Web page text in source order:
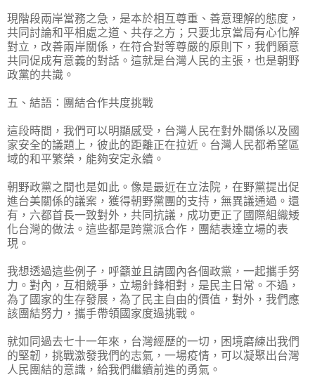
現階段兩岸當務之急，是本於相互尊重、善意理解的態度，
共同討論和平相處之道、共存之方；只要北京當局有心化解
對立，改善兩岸關係，在符合對等尊嚴的原則下，我們願意
共同促成有意義的對話。這就是台灣人民的主張，也是朝野
政黨的共識。
五、結語：團結合作共度挑戰
這段時間，我們可以明顯感受，台灣人民在對外關係以及國
家安全的議題上，彼此的距離正在拉近。台灣人民都希望區
域的和平繁榮，能夠安定永續。
朝野政黨之間也是如此。像是最近在立法院，在野黨提出促
進台美關係的議案，獲得朝野黨團的支持，無異議通過。還
有，六都首長一致對外，共同抗議，成功更正了國際組織矮
化台灣的做法。這些都是跨黨派合作，團結表達立場的表
現。
我想透過這些例子，呼籲並且請國內各個政黨，一起攜手努
力。對內，互相競爭，立場針鋒相對，是民主日常。不過，
為了國家的生存發展，為了民主自由的價值，對外，我們應
該團結努力，攜手帶領國家度過挑戰。
就如同過去七十一年來，台灣經歷的一切，困境磨練出我們
的堅韌，挑戰激發我們的志氣，一場疫情，可以凝聚出台灣
人民團結的意識，給我們繼續前進的勇氣。